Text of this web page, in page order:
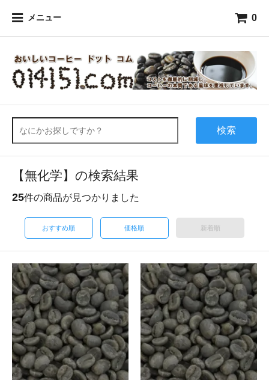
メニュー 0
検索
【無化学】の検索結果
25件の商品が見つかりました
おすすめ順 価格順 新着順